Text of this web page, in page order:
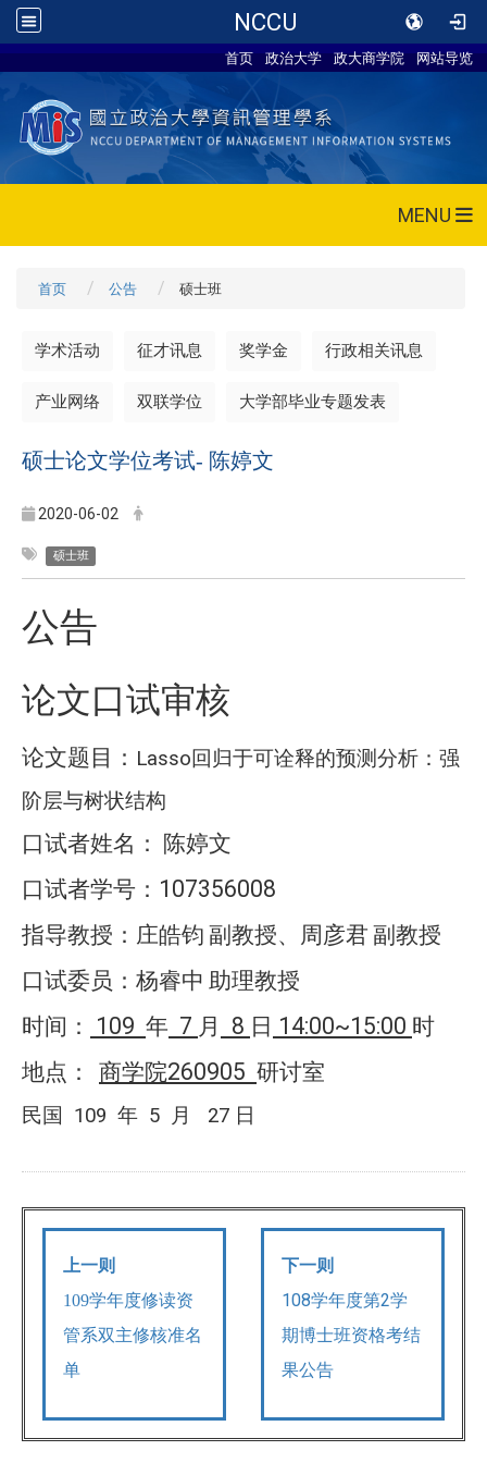
NCCU
首页 政治大学 政大商学院 网站导览
MENU
首页 公告 硕士班
学术活动 征才讯息 奖学金 行政相关讯息
产业网络 双联学位 大学部毕业专题发表
硕士论文学位考试- 陈婷文
2020-06-02
硕士班
公告
论文口试审核
论文题目： Lasso回归于可诠释的预测分析：强
阶层与树状结构
口试者姓名：
陈婷文
口试者学号： 107356008
指导教授：庄皓钧 副教授、周彦君 副教授
口试委员： 杨睿中 助理教授
时间：
109 年 7 月 8 日 14:00~15:00 时
地点：
商学院260905 研讨室
民国 109 年 5 月 27 日
上一则
109学年度修读资
管系双主修核准名
单
下一则
108学年度第2学
期博士班资格考结
果公告